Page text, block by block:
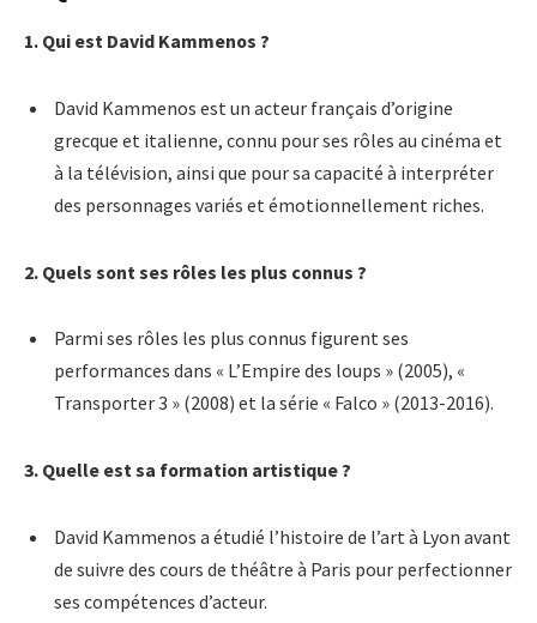
1. Qui est David Kammenos ?
David Kammenos est un acteur français d’origine
grecque et italienne, connu pour ses rôles au cinéma et
à la télévision, ainsi que pour sa capacité à interpréter
des personnages variés et émotionnellement riches.
2. Quels sont ses rôles les plus connus ?
Parmi ses rôles les plus connus figurent ses
performances dans « L’Empire des loups » (2005), «
Transporter 3 » (2008) et la série « Falco » (2013-2016).
3. Quelle est sa formation artistique ?
David Kammenos a étudié l’histoire de l’art à Lyon avant
de suivre des cours de théâtre à Paris pour perfectionner
ses compétences d’acteur.